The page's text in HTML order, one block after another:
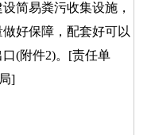
简易粪污收集设施，
好保障，配套好可以
(附件2)。[责任单
]